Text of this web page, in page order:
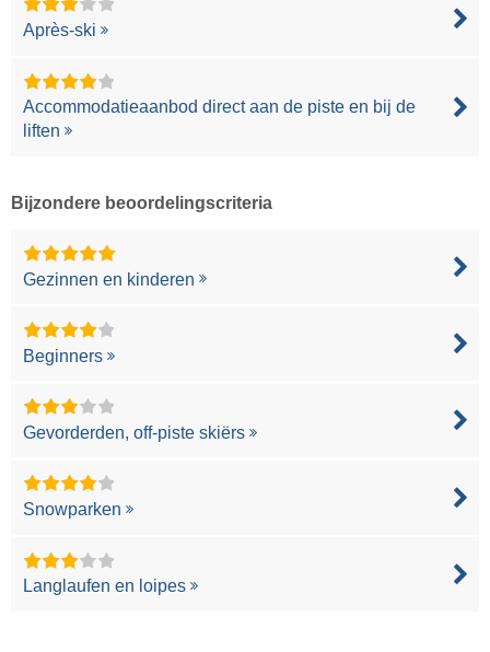
Après-ski
Accommodatieaanbod direct aan de piste en bij de
liften
Bijzondere beoordelingscriteria
Gezinnen en kinderen
Beginners
Gevorderden, off-piste skiërs
Snowparken
Langlaufen en loipes